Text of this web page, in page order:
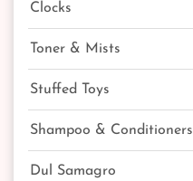
Clocks
Toner & Mists
Stuffed Toys
Shampoo & Conditioners
Dul Samagro